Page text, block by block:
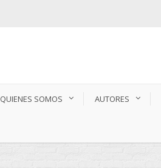
QUIENES SOMOS AUTORES